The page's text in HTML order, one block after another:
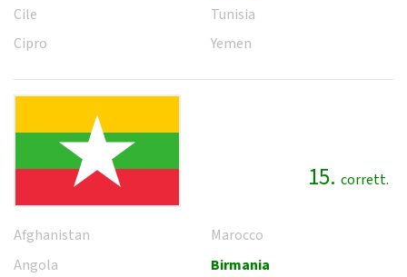
Cile
Cipro
Tunisia
Yemen
15. corrett.
Afghanistan
Angola
Marocco
Birmania